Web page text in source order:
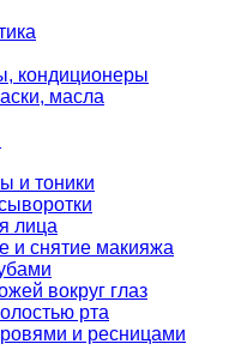
кондиционеры
масла
и тоники
лица
и снятие макияжа
вокруг глаз
рта
и ресницами